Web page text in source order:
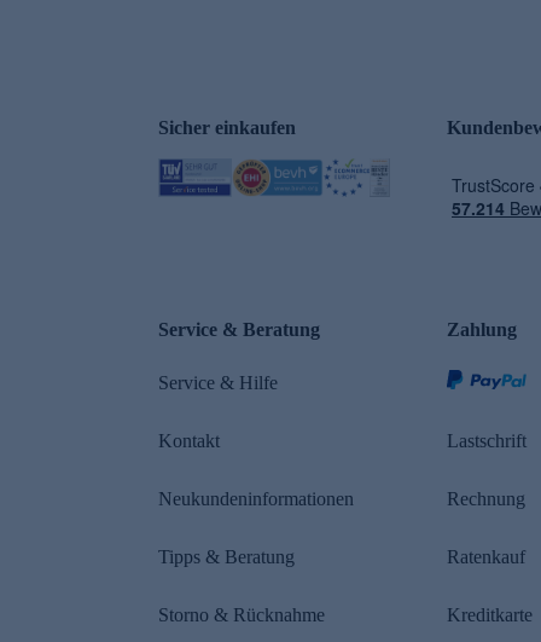
Sicher einkaufen
Service & Beratung
Service & Hilfe
Kontakt
Neukundeninformationen
Tipps & Beratung
Storno & Rücknahme
Zahlung
Lastschrift
Rechnung
Ratenkauf
Kreditkarte